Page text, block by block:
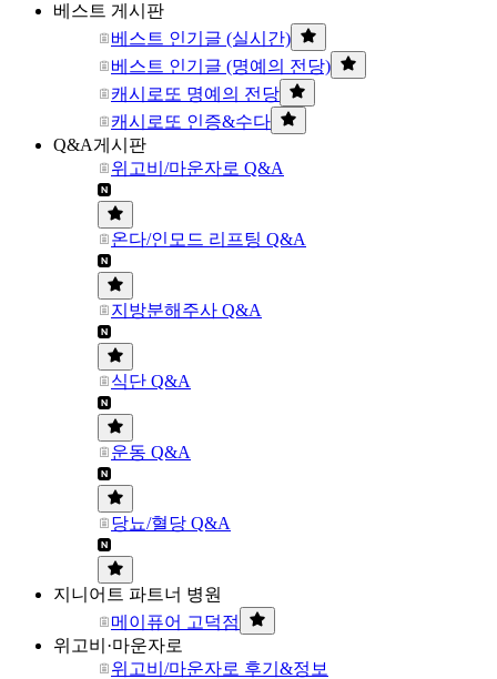
베스트 게시판
베스트 인기글 (실시간)
베스트 인기글 (명예의 전당)
캐시로또 명예의 전당
캐시로또 인증&수다
Q&A게시판
위고비/마운자로 Q&A
온다/인모드 리프팅 Q&A
지방분해주사 Q&A
식단 Q&A
운동 Q&A
당뇨/혈당 Q&A
지니어트 파트너 병원
메이퓨어 고덕점
위고비·마운자로
위고비/마운자로 후기&정보